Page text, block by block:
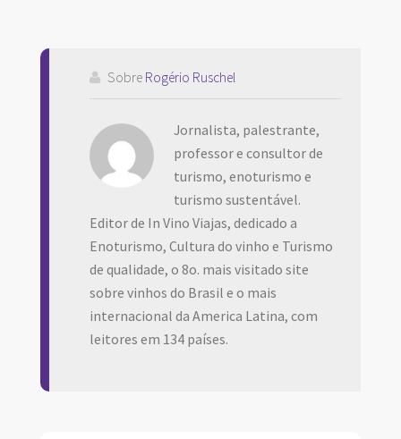
Sobre Rogério Ruschel
Jornalista, palestrante,
professor e consultor de
turismo, enoturismo e
turismo sustentável.
Editor de In Vino Viajas, dedicado a
Enoturismo, Cultura do vinho e Turismo
de qualidade, o 8o. mais visitado site
sobre vinhos do Brasil e o mais
internacional da America Latina, com
leitores em 134 países.